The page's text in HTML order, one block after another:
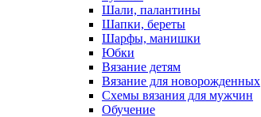
Шали, палантины
Шапки, береты
Шарфы, манишки
Юбки
Вязание детям
Вязание для новорожденных
Схемы вязания для мужчин
Обучение